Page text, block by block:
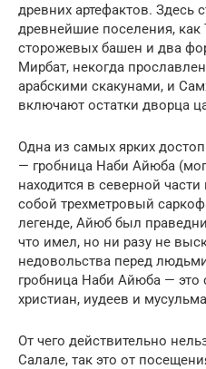
древних артефактов. Здесь
древнейшие поселения, как
сторожевых башен и два
Мирбат, некогда
арабскими скакунами, и
включают остатки дворца
Одна из самых ярких
— гробница Наби Айюба
находится в северной
собой трехметровый
легенде, Айюб был
что имел, но ни разу не
недовольства перед
гробница Наби Айюба — это
христиан, иудеев и
От чего действительно
Салале, так это от